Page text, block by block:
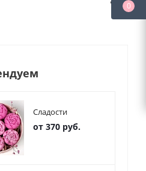
Сладости
от 370 руб.
0